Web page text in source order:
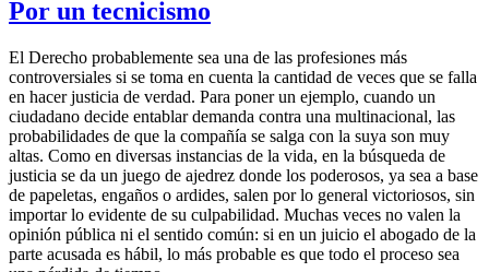
Por un tecnicismo
El Derecho probablemente sea una de las profesiones más
controversiales si se toma en cuenta la cantidad de veces que se falla
en hacer justicia de verdad. Para poner un ejemplo, cuando un
ciudadano decide entablar demanda contra una multinacional, las
probabilidades de que la compañía se salga con la suya son muy
altas. Como en diversas instancias de la vida, en la búsqueda de
justicia se da un juego de ajedrez donde los poderosos, ya sea a base
de papeletas, engaños o ardides, salen por lo general victoriosos, sin
importar lo evidente de su culpabilidad. Muchas veces no valen la
opinión pública ni el sentido común: si en un juicio el abogado de la
parte acusada es hábil, lo más probable es que todo el proceso sea